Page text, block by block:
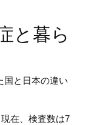
と暮ら
国と日本の違い
在、検査数は7